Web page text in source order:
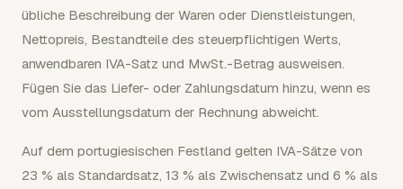
übliche Beschreibung der Waren oder Dienstleistungen,
Nettopreis, Bestandteile des steuerpflichtigen Werts,
anwendbaren IVA-Satz und MwSt.-Betrag ausweisen.
Fügen Sie das Liefer- oder Zahlungsdatum hinzu, wenn es
vom Ausstellungsdatum der Rechnung abweicht.
Auf dem portugiesischen Festland gelten IVA-Sätze von
23 % als Standardsatz, 13 % als Zwischensatz und 6 % als